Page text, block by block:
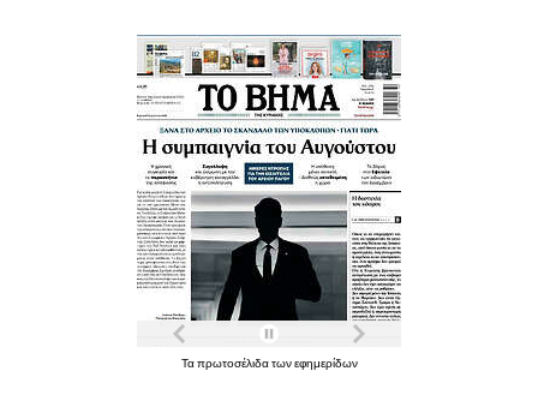
Τα πρωτοσέλιδα των εφημερίδων